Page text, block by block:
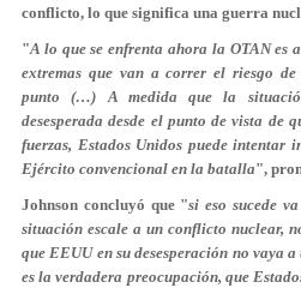
conflicto, lo que significa una guerra
"A lo que se enfrenta ahora la OTAN es
extremas que van a correr el riesgo
punto (…) A medida que la
desesperada desde el punto de vista de
fuerzas, Estados Unidos puede intentar
Ejército convencional en la batalla",
Johnson concluyó que "si eso sucede
situación escale a un conflicto nuclear,
que EEUU en su desesperación no vaya
es la verdadera preocupación, que